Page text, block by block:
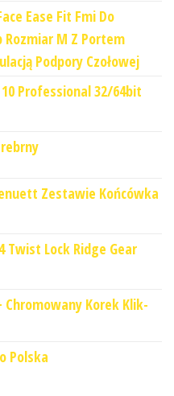
Ease Fit Fmi Do
M Z Portem
Podpory Czołowej
Professional 32/64bit
Zestawie Końcówka
Twist Lock Ridge Gear
Chromowany Korek Klik-
Polska